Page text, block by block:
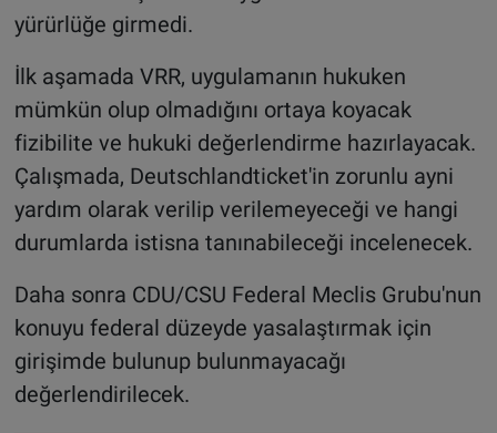
yürürlüğe girmedi.
İlk aşamada VRR, uygulamanın hukuken
mümkün olup olmadığını ortaya koyacak
fizibilite ve hukuki değerlendirme hazırlayacak.
Çalışmada, Deutschlandticket'in zorunlu ayni
yardım olarak verilip verilemeyeceği ve hangi
durumlarda istisna tanınabileceği incelenecek.
Daha sonra CDU/CSU Federal Meclis Grubu'nun
konuyu federal düzeyde yasalaştırmak için
girişimde bulunup bulunmayacağı
değerlendirilecek.